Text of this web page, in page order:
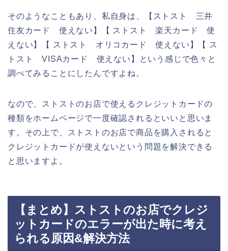
そのようなこともあり、私自身は、【ストスト 三井
住友カード 使えない】【 ストスト 楽天カード 使
えない】【 ストスト オリコカード 使えない】【 ス
トスト VISAカード 使えない】という感じで色々と
調べてみることにしたんですよね。
なので、ストストのお店で使えるクレジットカードの
種類をホームページで一度確認されるといいと思いま
す。その上で、ストストのお店で商品を購入されると
クレジットカードが使えないという問題を解決できる
と思いますよ。
【まとめ】ストストのお店でクレジ
ットカードのエラーが出た時に考え
られる原因&解決方法